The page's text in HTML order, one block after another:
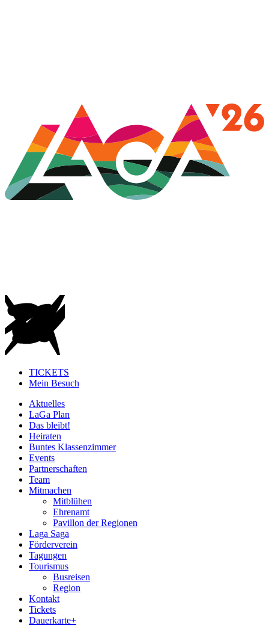
TICKETS
Mein Besuch
Aktuelles
LaGa Plan
Das bleibt!
Heiraten
Buntes Klassenzimmer
Events
Partnerschaften
Team
Mitmachen
Mitblühen
Ehrenamt
Pavillon der Regionen
Laga Saga
Förderverein
Tagungen
Tourismus
Busreisen
Region
Kontakt
Tickets
Dauerkarte+